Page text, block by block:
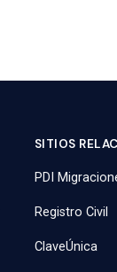
SITIOS
PDI
Registro Civil
ClaveÚnica